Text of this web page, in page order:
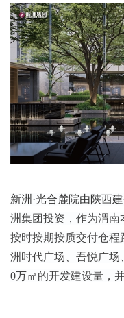
新洲·光合麓院由陕西
洲集团投资， 作为渭南
按时按期按质交付仓
洲时代广场、吾悦广场
0万㎡的开发建设量，